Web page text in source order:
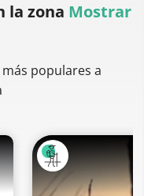
la zona Mostrar
populares a